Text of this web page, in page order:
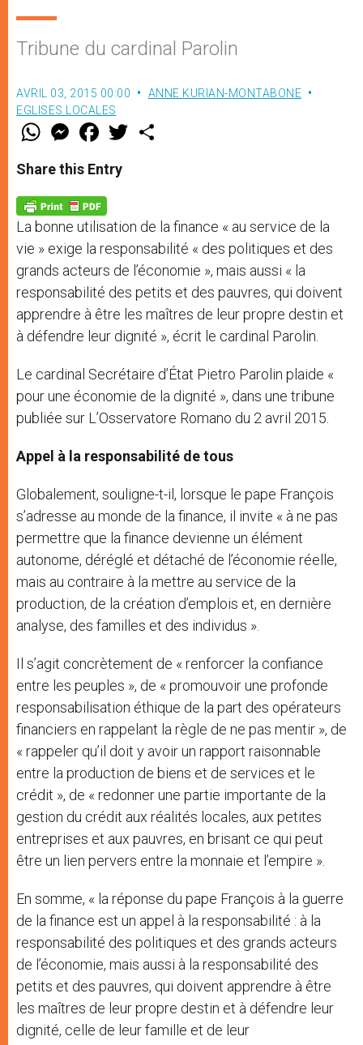
Tribune du cardinal Parolin
AVRIL 03, 2015 00:00
ANNE KURIAN-MONTABONE
EGLISES LOCALES
W
t
s
p
p
M
e
s
e
g
e
r
F
a
e
b
o
k
w
Share this Entry
La bonne utilisation de la finance « au service de la
vie » exige la responsabilité « des politiques et des
grands acteurs de l’économie », mais aussi « la
responsabilité des petits et des pauvres, qui doivent
apprendre à être les maîtres de leur propre destin et
à défendre leur dignité », écrit le cardinal Parolin.
Le cardinal Secrétaire d’État Pietro Parolin plaide «
pour une économie de la dignité », dans une tribune
publiée sur L’Osservatore Romano du 2 avril 2015.
Appel à la responsabilité de tous
Globalement, souligne-t-il, lorsque le pape François
s’adresse au monde de la finance, il invite « à ne pas
permettre que la finance devienne un élément
autonome, déréglé et détaché de l’économie réelle,
mais au contraire à la mettre au service de la
production, de la création d’emplois et, en dernière
analyse, des familles et des individus ».
Il s’agit concrètement de « renforcer la confiance
entre les peuples », de « promouvoir une profonde
responsabilisation éthique de la part des opérateurs
financiers en rappelant la règle de ne pas mentir », de
« rappeler qu’il doit y avoir un rapport raisonnable
entre la production de biens et de services et le
crédit », de « redonner une partie importante de la
gestion du crédit aux réalités locales, aux petites
entreprises et aux pauvres, en brisant ce qui peut
être un lien pervers entre la monnaie et l’empire ».
En somme, « la réponse du pape François à la guerre
de la finance est un appel à la responsabilité : à la
responsabilité des politiques et des grands acteurs
de l’économie, mais aussi à la responsabilité des
petits et des pauvres, qui doivent apprendre à être
les maîtres de leur propre destin et à défendre leur
dignité, celle de leur famille et de leur